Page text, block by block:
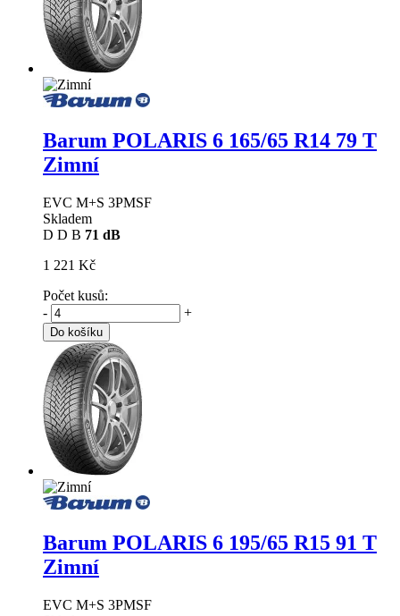
Barum POLARIS 6 165/65 R14 79 T
Zimní
EVC M+S 3PMSF
Skladem
D D B 71 dB
1 221 Kč
Počet kusů:
-
+
Do košíku
Barum POLARIS 6 195/65 R15 91 T
Zimní
EVC M+S 3PMSF